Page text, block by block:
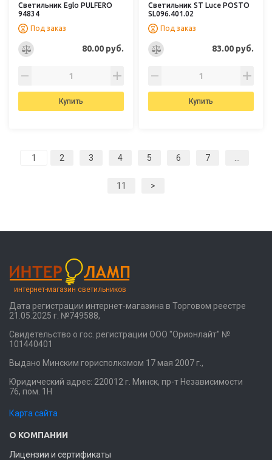
Светильник Eglo PULFERO
94834
Под заказ
80.00 руб.
Купить
Светильник ST Luce POSTO
SL096.401.02
Под заказ
83.00 руб.
Купить
2 3 4 5 6 7
11 >
интернет-магазин светильников
Дата регистрации интернет-магазина в Торговом реестре
21.05.2025 г. №749588,
Свидетельство о гос. регистрации ООО "Орионлайт" №
101440401
Выдано Минским горисполкомом 17 мая 2007 г.,
Юридический адрес: 220012 г. Минск, пр-т Независимости
76, пом. 1Н
Карта сайта
О КОМПАНИИ
Лицензии и сертификаты